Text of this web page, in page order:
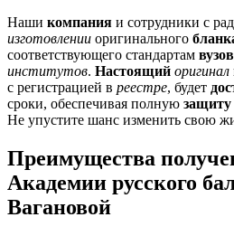
Наши компания и сотрудники с
изготовлении оригинального
соответствующего стандартам вузов
институтов. Настоящий оригинал
с регистрацией в реестре, будет
сроки, обеспечивая полную защиту
Не упустите шанс изменить свою
Преимущества
Академии русского
Вагановой